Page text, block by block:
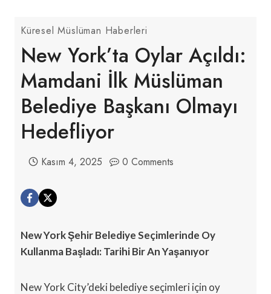
Küresel Müslüman Haberleri
New York’ta Oylar Açıldı:
Mamdani İlk Müslüman
Belediye Başkanı Olmayı
Hedefliyor
Kasım 4, 2025 0 Comments
New York Şehir Belediye Seçimlerinde Oy
Kullanma Başladı: Tarihi Bir An Yaşanıyor
New York City’deki belediye seçimleri için oy